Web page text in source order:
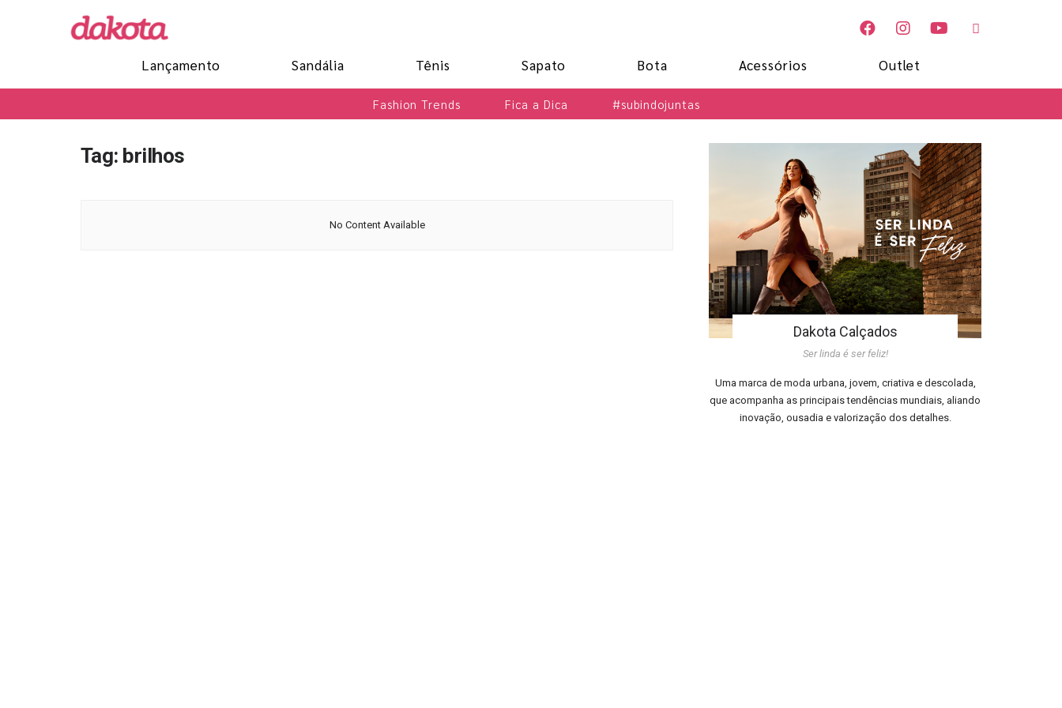
Lançamento Sandália Tênis Sapato Bota Acessórios Outlet
Fashion Trends Fica a Dica #subindojuntas
Tag: brilhos
No Content Available
Dakota Calçados
Ser linda é ser feliz!
Uma marca de moda urbana, jovem, criativa e descolada,
que acompanha as principais tendências mundiais, aliando
inovação, ousadia e valorização dos detalhes.